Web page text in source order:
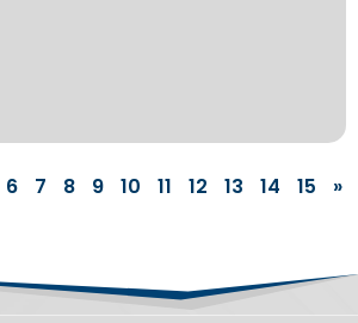
6 7 8 9 10 11 12 13 14 15 »